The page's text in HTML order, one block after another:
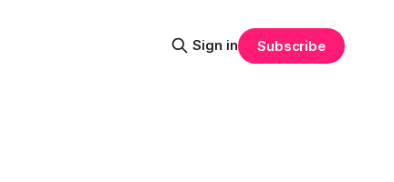
Sign in Subscribe